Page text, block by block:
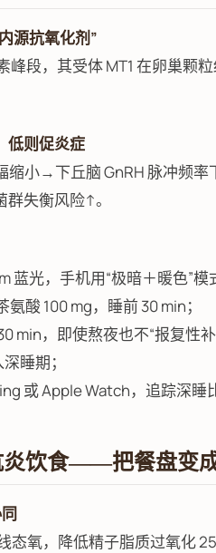
源抗氧化剂”
段，其受体 MT1 在卵巢颗
低则促炎症
小→下丘脑 GnRH 脉冲频
失衡风险↑。
光，手机用“极暗＋暖色”模
酸 100 mg，睡前 30 min；
，即使熬夜也不“报复性补
睡期；
或 Apple Watch，追踪深睡
炎饮食——把餐盘变
态氧，降低精子脂质过氧化